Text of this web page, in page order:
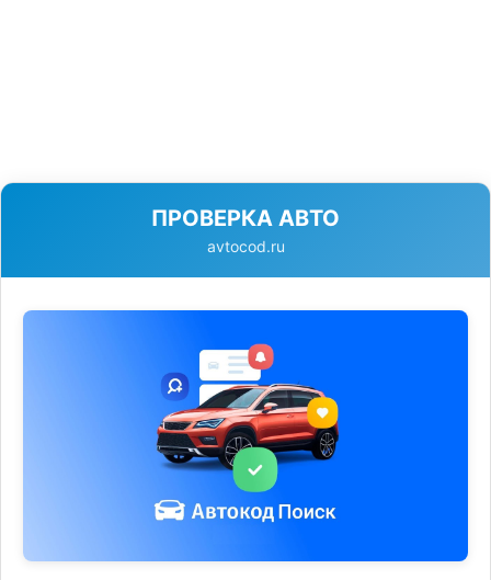
ПРОВЕРКА АВТО
avtocod.ru